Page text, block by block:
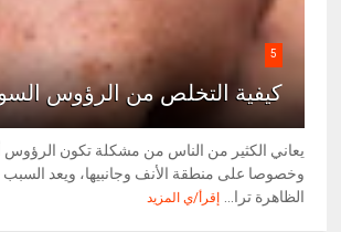
5
كيفية التخلص من الرؤوس
يعاني الكثير من الناس من مشكلة تكون الرؤوس أو
وخصوصا على منطقة الأنف وجانبيها، ويعد السبب
الظاهرة ترا...
إقرأ/ي المزيد